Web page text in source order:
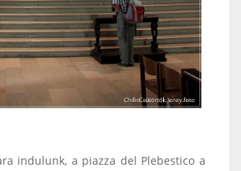
indulunk, a piazza del Plebestico a